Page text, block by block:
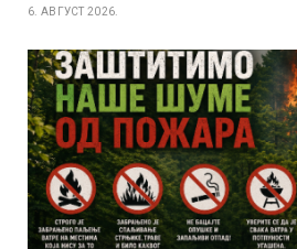
6. АВГУСТ 2026.